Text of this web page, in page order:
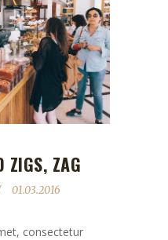
ZIGS, ZAG
01.03.2016
consectetur